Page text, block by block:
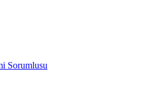
Sorumlusu